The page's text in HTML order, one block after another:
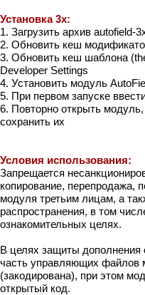
Установка 3x:
1. Загрузить архив
2. Обновить кеш
3. Обновить кеш шаблона
Developer Settings
4. Установить модуль
5. При первом запуске
6. Повторно открыть
сохранить их
Условия использования:
Запрещается
копирование, перепродажа,
модуля третьим лицам, а
распространения, в том
ознакомительных целях.
В целях защиты дополнения
часть управляющих файлов
(закодирована), при этом
открытый код.